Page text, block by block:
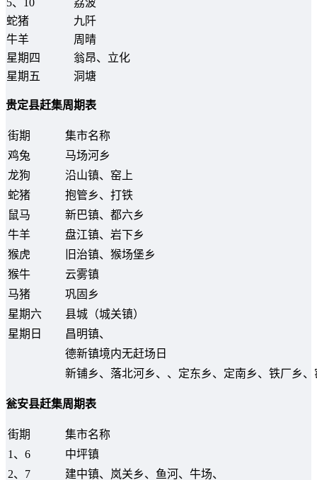
蛇猪
九阡
牛羊
周晴
星期四
翁昂、立化
星期五
洞塘
贵定县赶集周期表
街期
集市名称
鸡兔
马场河乡
龙狗
沿山镇、窑上
蛇猪
抱管乡、打铁
鼠马
新巴镇、都六乡
牛羊
盘江镇、岩下乡
猴虎
旧治镇、猴场堡乡
猴牛
云雾镇
马猪
巩固乡
星期六
县城（城关镇）
星期日
昌明镇、
德新镇境内无赶场日
新铺乡、落北河乡、、定东乡、定南乡、铁厂乡
瓮安县赶集周期表
街期
集市名称
1、6
中坪镇
2、7
建中镇、岚关乡、鱼河、牛场、